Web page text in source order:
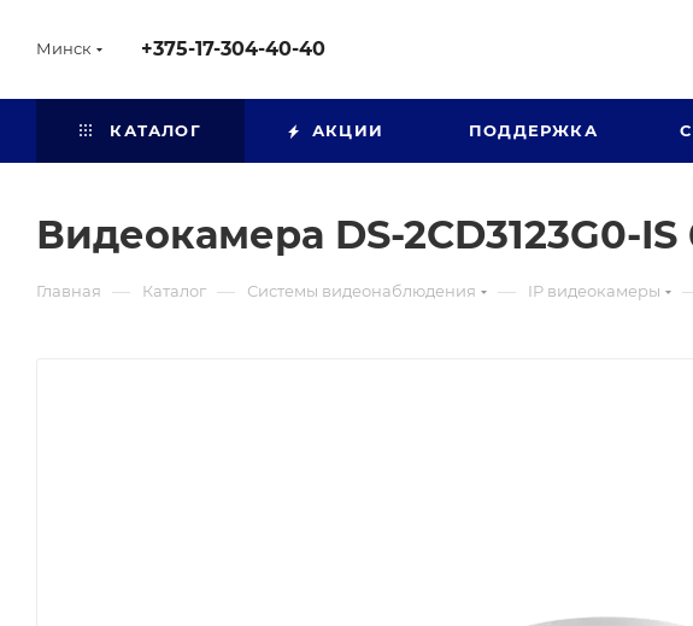
Минск +375-17-304-40-40
КАТАЛОГ АКЦИИ ПОДДЕРЖКА
Видеокамера DS-2CD3123G0-
Главная — Каталог — Системы видеонаблюдения — IP видеокамеры